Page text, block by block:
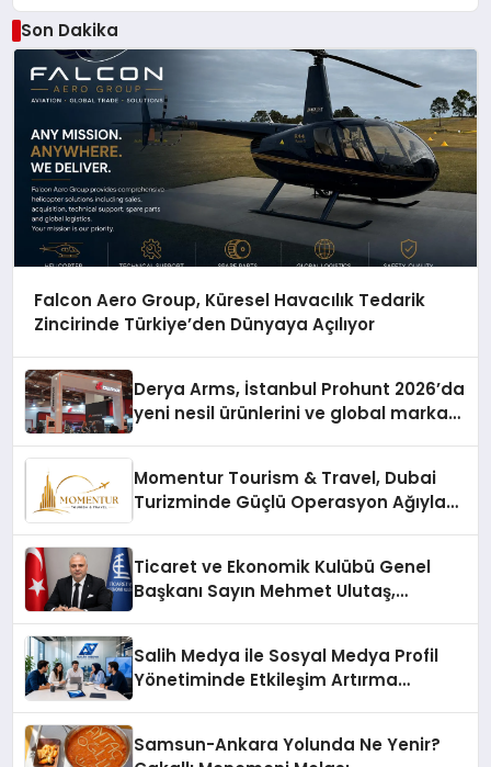
Son Dakika
Falcon Aero Group, Küresel Havacılık Tedarik
Zincirinde Türkiye’den Dünyaya Açılıyor
Derya Arms, İstanbul Prohunt 2026’da
yeni nesil ürünlerini ve global marka
Momentur Tourism & Travel, Dubai
Turizminde Güçlü Operasyon Ağıyla
Ticaret ve Ekonomik Kulübü Genel
Başkanı Sayın Mehmet Ulutaş,
Salih Medya ile Sosyal Medya Profil
Yönetiminde Etkileşim Artırma
Samsun-Ankara Yolunda Ne Yenir?